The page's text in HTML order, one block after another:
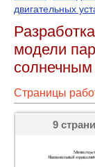
двигательных
модели
солнечным
Страницы
9